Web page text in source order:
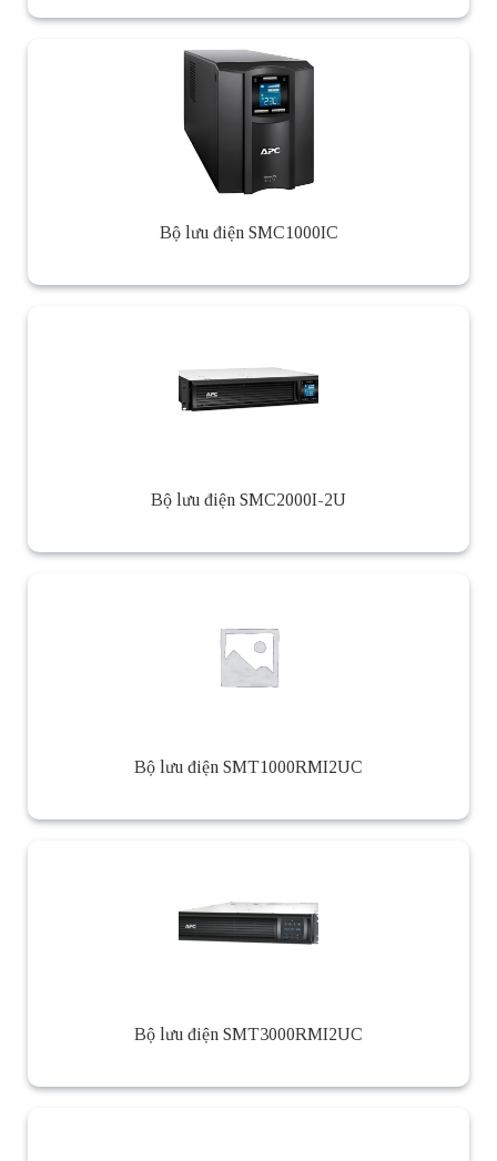
Bộ lưu điện SMC1000IC
Bộ lưu điện SMC2000I-2U
Bộ lưu điện SMT1000RMI2UC
Bộ lưu điện SMT3000RMI2UC